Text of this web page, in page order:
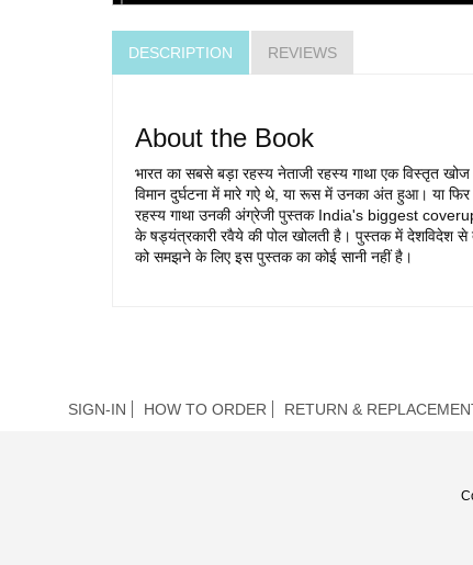
DESCRIPTION REVIEWS
About the Book
भारत का सबसे बड़ा रहस्य नेताजी रहस्य गाथा एक विस्तृत
विमान दुर्घटना में मारे गऐ थे, या रूस में उनका अंत हुआ। या
रहस्य गाथा उनकी अंग्रेजी पुस्तक India's biggest
के षड्यंत्रकारी रवैये की पोल खोलती है। पुस्तक में देशविदेश से
को समझने के लिए इस पुस्तक का कोई सानी नहीं है।
SIGN-IN HOW TO ORDER RETURN &